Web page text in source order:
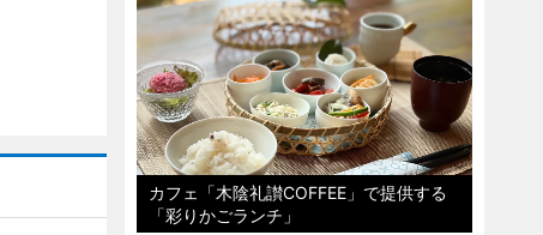
カフェ「木陰礼讃COFFEE」で提供する
「彩りかごランチ」